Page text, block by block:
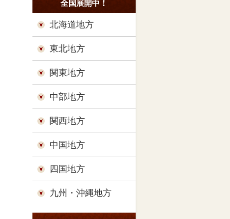
全国展開中！
北海道地方
東北地方
関東地方
中部地方
関西地方
中国地方
四国地方
九州・沖縄地方